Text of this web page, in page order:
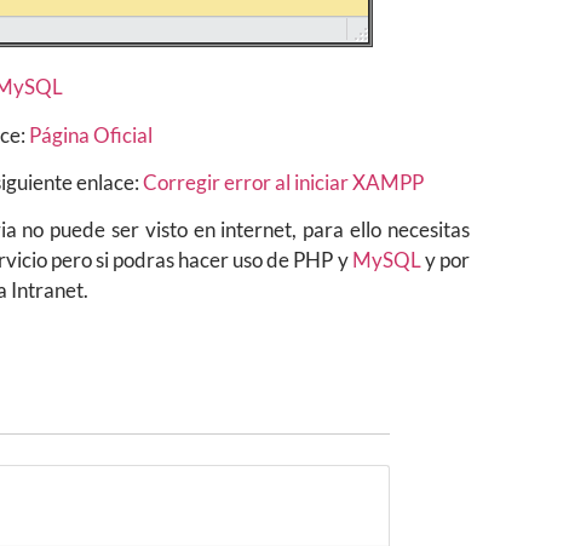
Página Oficial
enlace:Corregir error al iniciar XAMPP
no puede ser visto en internet, para ello necesitas
pero si podras hacer uso de PHP yMySQLy por
Intranet.